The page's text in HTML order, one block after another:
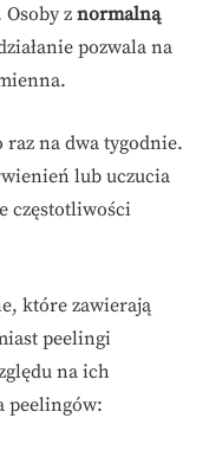
z normalną
pozwala na
na dwa tygodnie.
lub uczucia
częstotliwości
które zawierają
peelingi
na ich
peelingów: